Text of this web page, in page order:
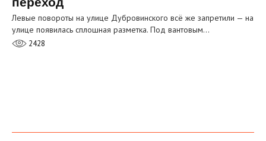
Левые повороты на улице Дубровинского всё же запретили — на
улице появилась сплошная разметка. Под вантовым…
2428